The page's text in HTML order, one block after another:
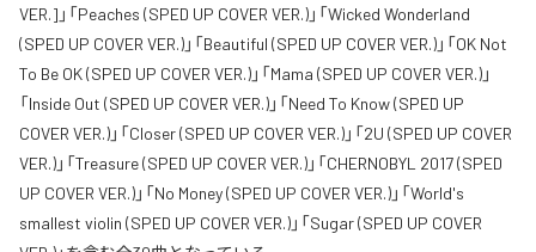
VER.]」「Peaches (SPED UP COVER VER.)」「Wicked Wonderland
(SPED UP COVER VER.)」「Beautiful (SPED UP COVER VER.)」「OK Not
To Be OK (SPED UP COVER VER.)」「Mama (SPED UP COVER VER.)」
「Inside Out (SPED UP COVER VER.)」「Need To Know (SPED UP
COVER VER.)」「Closer (SPED UP COVER VER.)」「2U (SPED UP COVER
VER.)」「Treasure (SPED UP COVER VER.)」「CHERNOBYL 2017 (SPED
UP COVER VER.)」「No Money (SPED UP COVER VER.)」「World's
smallest violin (SPED UP COVER VER.)」「Sugar (SPED UP COVER